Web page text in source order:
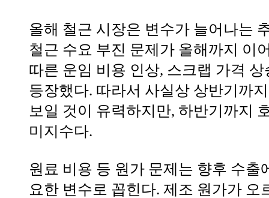
올해 철근 시장은 변수가 늘어나는
철근 수요 부진 문제가 올해까지 이
따른 운임 비용 인상, 스크랩 가격
등장했다. 따라서 사실상 상반기까
보일 것이 유력하지만, 하반기까지
미지수다.
원료 비용 등 원가 문제는 향후 수출
요한 변수로 꼽힌다. 제조 원가가 오